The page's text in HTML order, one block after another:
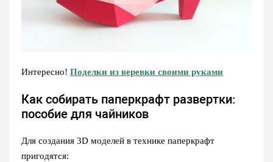
Интересно! Поделки из веревки своими руками
Как собирать паперкрафт развертки:
пособие для чайников
Для создания 3D моделей в технике паперкрафт
пригодятся: